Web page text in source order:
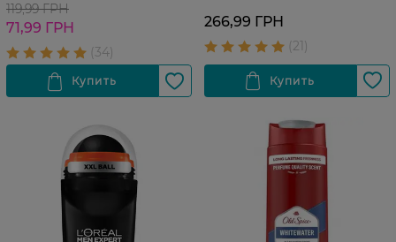
119,99 ГРН
71,99 ГРН 266,99 ГРН